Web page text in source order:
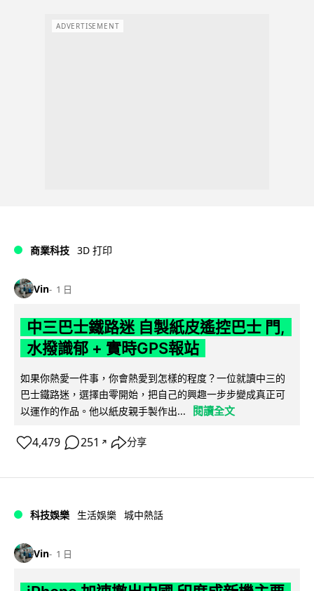
ADVERTISEMENT
商業科技 3D 打印
Vin 1 日
中三巴士鐵路迷 自製紙皮遙控巴士 門,
水撥識郁 + 實時GPS報站
如果你熱愛一件事，你會熱愛到怎樣的程度？一位就讀中三的
巴士鐵路迷，選擇由零開始，把自己的興趣一步步變成真正可
以運作的作品。他以紙皮親手製作出...
閱讀全文
4,479 251 ↗ 分享
科技娛樂 生活娛樂 城中熱話
Vin 1 日